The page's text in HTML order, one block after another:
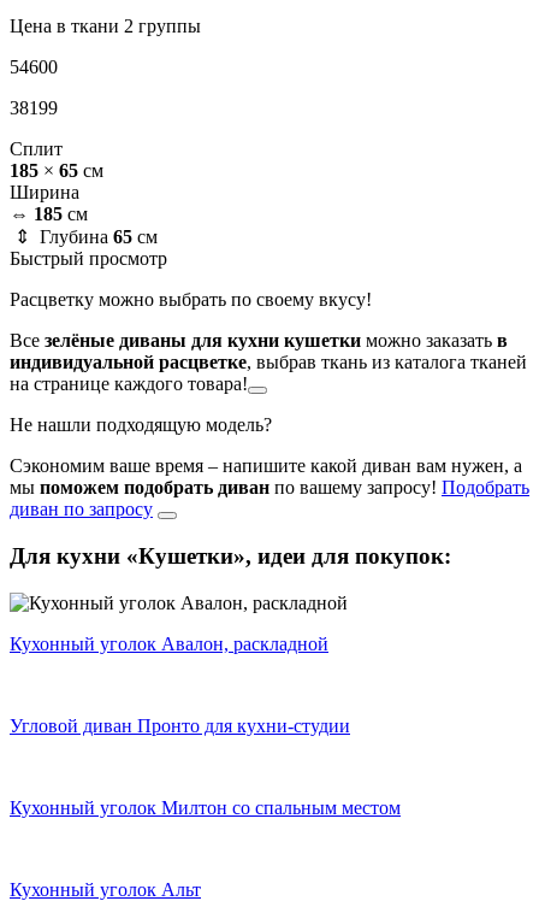
Цена в ткани 2 группы
54600
38199
Сплит
185 × 65 см
Ширина
⇔ 185 см
⇕ Глубина 65 см
Быстрый просмотр
Расцветку можно выбрать по своему вкусу!
Все зелёные диваны для кухни кушетки можно заказать в
индивидуальной расцветке, выбрав ткань из каталога тканей
на странице каждого товара!
Не нашли подходящую модель?
Сэкономим ваше время – напишите какой диван вам нужен, а
мы поможем подобрать диван по вашему запросу! Подобрать
диван по запросу
Для кухни «Кушетки», идеи для покупок:
Кухонный уголок Авалон, раскладной
Угловой диван Пронто для кухни-студии
Кухонный уголок Милтон со спальным местом
Кухонный уголок Альт